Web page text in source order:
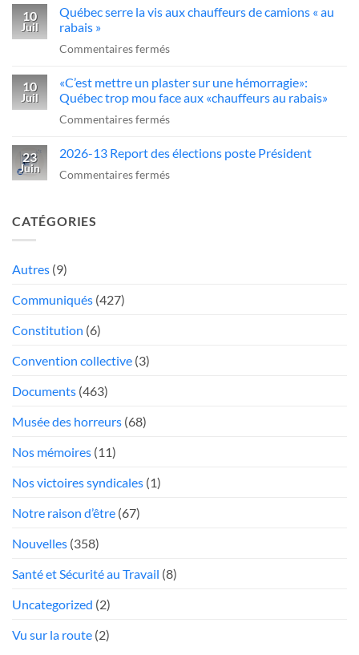
Dubé
un
qui
manœuvre
dangereuse
examen
pour
des
camions
au
10
Juil
Québec serre la vis aux chauffeurs de camions « au
rabais »
Commentaires ferméssur
serre
la
vis
chauffeurs
de
10
Juil
«C’est mettre un plaster sur une hémorragie»:
Québec trop mou face aux «chauffeurs au rabais»
Commentaires ferméssur
mettre
un
23
Juin
2026-13 Report des élections poste Président
Commentaires ferméssur
CATÉGORIES
Autres (9)
Communiqués (427)
Constitution (6)
Convention collective (3)
Documents (463)
Musée des horreurs (68)
Nos mémoires (11)
Nos victoires syndicales (1)
Notre raison d’être (67)
Nouvelles (358)
Santé et Sécurité au Travail (8)
Uncategorized (2)
Vu sur la route (2)